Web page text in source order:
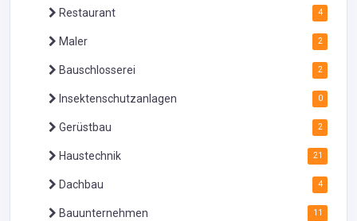
Restaurant 4
Maler 2
Bauschlosserei 2
Insektenschutzanlagen 0
Gerüstbau 2
Haustechnik 21
Dachbau 4
Bauunternehmen 11